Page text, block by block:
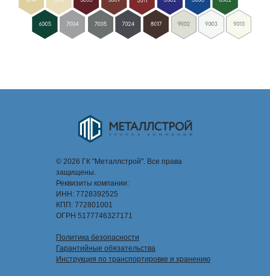
© 2026 ГК "Металлстрой". Все права
защищены.
Реквизиты компании:
ИНН: 7728392525
КПП: 772801001
ОГРН 5177746327171
Политика безопасности
Гарантийные обязательства
Инструкция по транспортировке и хранению